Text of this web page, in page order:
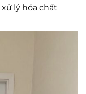
lý hóa chất